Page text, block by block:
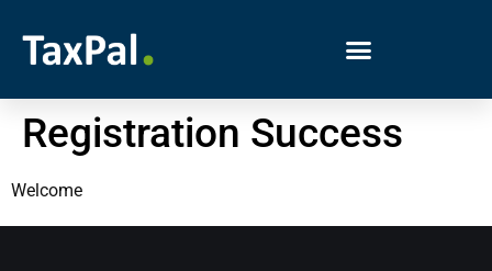
Registration Success
Welcome